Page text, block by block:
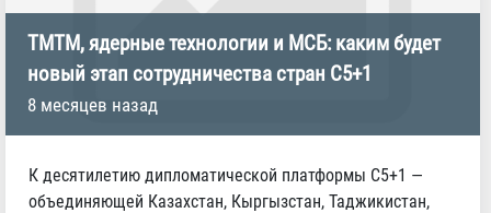
ТМТМ, ядерные технологии и МСБ: каким будет
новый этап сотрудничества стран С5+1
8 месяцев назад
К десятилетию дипломатической платформы С5+1 —
объединяющей Казахстан, Кыргызстан, Таджикистан,